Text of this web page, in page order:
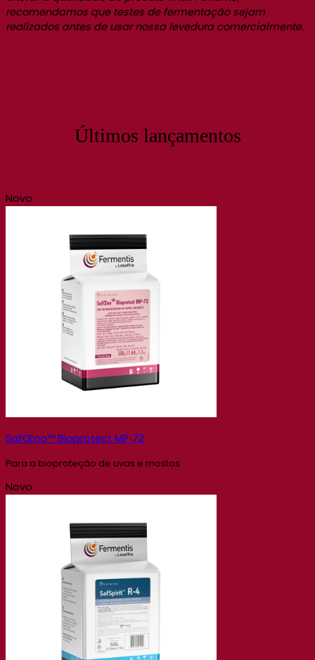
recomendamos que testes de fermentação sejam
realizados antes de usar nossa levedura comercialmente.
Últimos lançamentos
Novo
SafŒno™ Bioprotect MP‑72
Para a bioproteção de uvas e mostos
Novo